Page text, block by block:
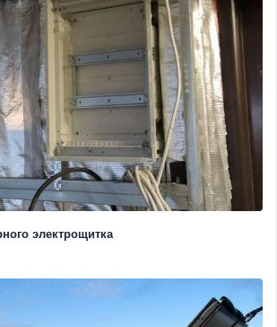
электрощитка